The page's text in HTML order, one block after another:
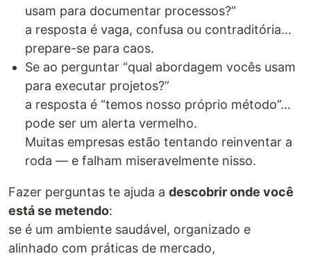
usam para documentar processos?”
a resposta é vaga, confusa ou contraditória…
prepare-se para caos.
Se ao perguntar “qual abordagem vocês usam
para executar projetos?”
a resposta é “temos nosso próprio método”…
pode ser um alerta vermelho.
Muitas empresas estão tentando reinventar a
roda — e falham miseravelmente nisso.
Fazer perguntas te ajuda a descobrir onde você
está se metendo:
se é um ambiente saudável, organizado e
alinhado com práticas de mercado,